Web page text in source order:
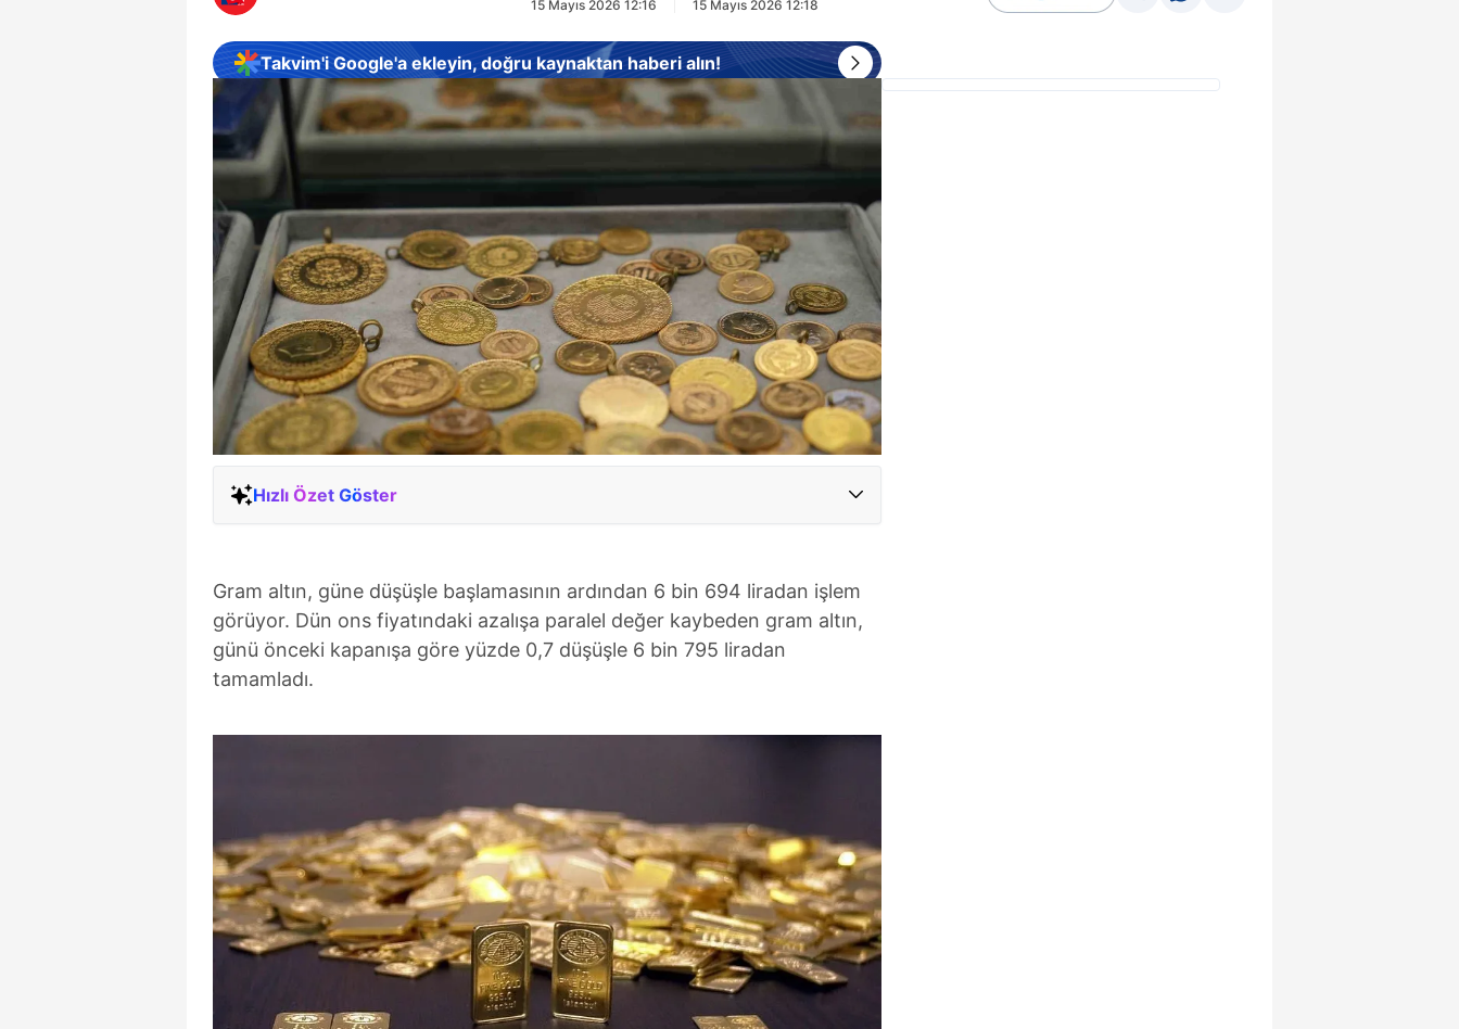
15 Mayıs 2026 12:16
15 Mayıs 2026 12:18
Takvim'i Google'a ekleyin, doğru kaynaktan haberi alın!
Hızlı Özet Göster
Gram altın, güne düşüşle başlamasının ardından 6 bin 694 liradan işlem
görüyor. Dün ons fiyatındaki azalışa paralel değer kaybeden gram altın,
günü önceki kapanışa göre yüzde 0,7 düşüşle 6 bin 795 liradan
tamamladı.